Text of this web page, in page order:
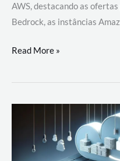
AWS, destacando as
Bedrock, as instâncias
Utilizando
Soluções
Read More »